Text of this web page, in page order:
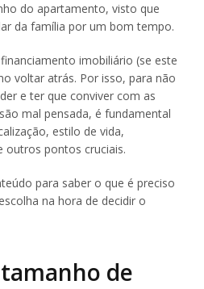
do apartamento, visto que
da família por um bom tempo.
imobiliário (se este
voltar atrás. Por isso, para não
e ter que conviver com as
mal pensada, é fundamental
estilo de vida,
outros pontos cruciais.
para saber o que é preciso
na hora de decidir o
de